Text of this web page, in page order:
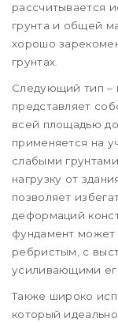
рассчитывается
грунта и общей
хорошо
грунтах.
Следующий тип –
представляет
всей площадью
применяется на
слабыми
нагрузку от
позволяет
деформаций
фундамент может
ребристым, с
усиливающими
Также широко
который